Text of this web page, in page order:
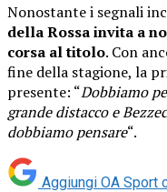
Nonostante i segnali
della Rossa invita a
corsa al titolo. Con
fine della stagione, la
presente: “Dobbiamo
grande distacco e
dobbiamo pensare“.
Aggiungi OA Sport